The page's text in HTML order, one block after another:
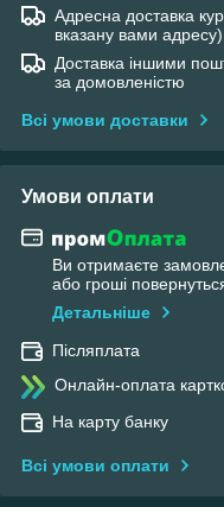
Адресна доставка
вказану вами адресу)
Доставка іншими
за домовленістю
Всі умови доставки
Умови оплати
Ви отримаєте
або гроші
Детальніше
Післяплата
Онлайн-оплата
На карту банку
Всі умови оплати